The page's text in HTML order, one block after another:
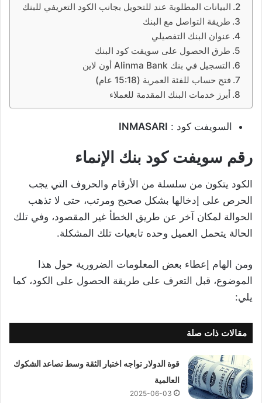
البيانات المطلوبة عند للتحويل بجانب الكود التعريفي للبنك
طريقة التواصل مع البنك
عنوان البنك التفصيلي
طرق الحصول على سويفت كود البنك
التسجيل في بنك Alinma Bank أون لاين
فتح حساب للفئة العمرية (15:18 عام)
أبرز خدمات البنك المقدمة للعملاء
السويفت كود : INMASARI
رقم سويفت كود بنك الإنماء
الكود يتكون من سلسلة من الأرقام والحروف التي يجب
الحرص على إدخالها بشكل صحيح ومرتب، حتى لا تذهب
الحوالة لمكان آخر عن طريق الخطأ غير المقصود، وفي تلك
الحالة يتحمل العميل وحده تابعيات تلك المشكلة.
ومن الهام إعطاء بعض المعلومات الضرورية حول هذا
الموضوع، قبل التعرف على طريقة الحصول على الكود، كما
يلي:
مقالات ذات صلة
قوة الدولار تواجه اختبار الثقة وسط تصاعد الشكوك
العالمية
2025-06-03